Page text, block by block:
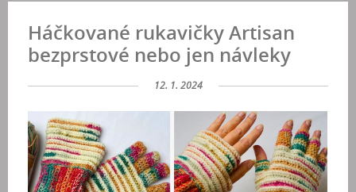
Háčkované rukavičky Artisan
bezprstové nebo jen návleky
12. 1. 2024